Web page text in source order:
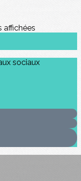
affichées
sociaux